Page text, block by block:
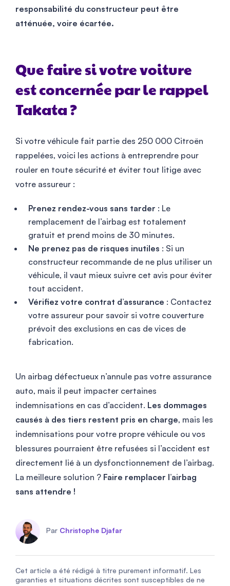
responsabilité du constructeur peut être
atténuée, voire écartée.
Que faire si votre voiture
est concernée par le rappel
Takata ?
Si votre véhicule fait partie des 250 000 Citroën
rappelées, voici les actions à entreprendre pour
rouler en toute sécurité et éviter tout litige avec
votre assureur :
Prenez rendez-vous sans tarder : Le
remplacement de l’airbag est totalement
gratuit et prend moins de 30 minutes.
Ne prenez pas de risques inutiles : Si un
constructeur recommande de ne plus utiliser un
véhicule, il vaut mieux suivre cet avis pour éviter
tout accident.
Vérifiez votre contrat d’assurance : Contactez
votre assureur pour savoir si votre couverture
prévoit des exclusions en cas de vices de
fabrication.
Un airbag défectueux n’annule pas votre assurance
auto, mais il peut impacter certaines
indemnisations en cas d’accident. Les dommages
causés à des tiers restent pris en charge, mais les
indemnisations pour votre propre véhicule ou vos
blessures pourraient être refusées si l’accident est
directement lié à un dysfonctionnement de l’airbag.
La meilleure solution ? Faire remplacer l’airbag
sans attendre !
Par Christophe Djafar
Cet article a été rédigé à titre purement informatif. Les
garanties et situations décrites sont susceptibles de ne